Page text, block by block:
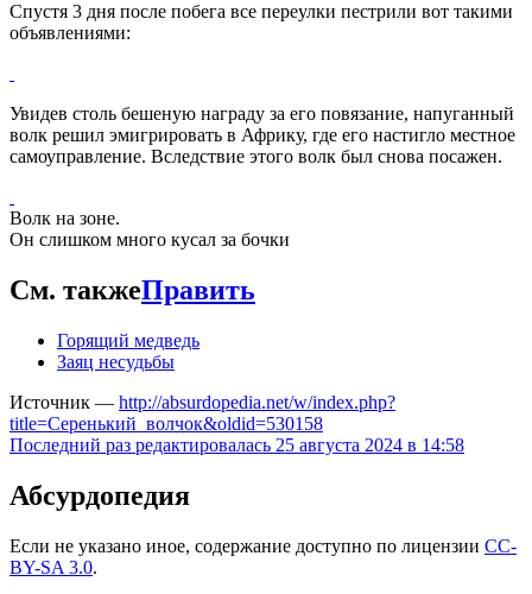
Спустя 3 дня после побега все переулки пестрили вот такими
объявлениями:
Увидев столь бешеную награду за его повязание, напуганный
волк решил эмигрировать в Африку, где его настигло местное
самоуправление. Вследствие этого волк был снова посажен.
Волк на зоне.
Он слишком много кусал за бочки
См. такжеПравить
Горящий медведь
Заяц несудьбы
Источник — http://absurdopedia.net/w/index.php?
title=Серенький_волчок&oldid=530158
Последний раз редактировалась 25 августа 2024 в 14:58
Абсурдопедия
Если не указано иное, содержание доступно по лицензии CC-
BY-SA 3.0.